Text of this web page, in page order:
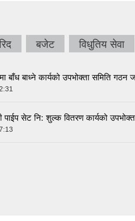
बजेट विधुतिय सेवा
बाँध बाध्ने कार्यको उपभोक्ता समिति गठन
पाईप सेट नि: शुल्क वितरण कार्यको